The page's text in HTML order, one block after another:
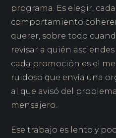
programa. Es elegir,
comportamiento
querer, sobre todo
revisar a quién
cada promoción es el
ruidoso que envía una
al que avisó del
mensajero.
Ese trabajo es lento y